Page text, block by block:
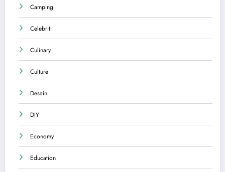
Camping
Celebriti
Culinary
Culture
Desain
DIY
Economy
Education